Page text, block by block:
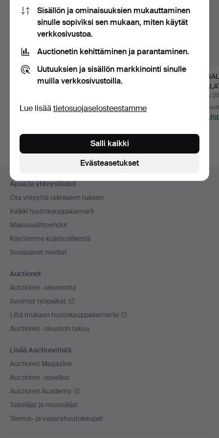
SEINÄVALAISIMET,
PARI, TERZANI.
13 tarjousta
SEINÄVALAISIMET,
ASEA-SKANDIA,
Tarjous
Myyty
7
132
Alatunnistenavigaatio
Apua ja yhteystiedot
Ota yhteyttä tekniseen tukeen
Kaikki huutokauppakamarit
Maksuvaihtoehdot
Käytämme kuljetusliikettä
Sosiaaliset mediat
Auctionet
Auctionet -sivustosta
Avoimet työpaikat
Liitä mukaan huutokauppakamarisi
Auctionet -sivuston takuu
Lisää Auctionetistä
Auctionet Magazine
Auctionet -sovellus
Auctionet Academy
Taiteilijat ja muotoilijat
Teema- ja vasarahuutokaupat
Sisällön ja ominaisuuksien mukauttaminen
sinulle sopiviksi sen mukaan, miten käytät
verkkosivustoa.
Auctionetin kehittäminen ja parantaminen.
Uutuuksien ja sisällön markkinointi sinulle
muilla verkkosivustoilla.
Lue lisää tietosuojaselosteestamme
Evästeasetukset
Salli kaikki